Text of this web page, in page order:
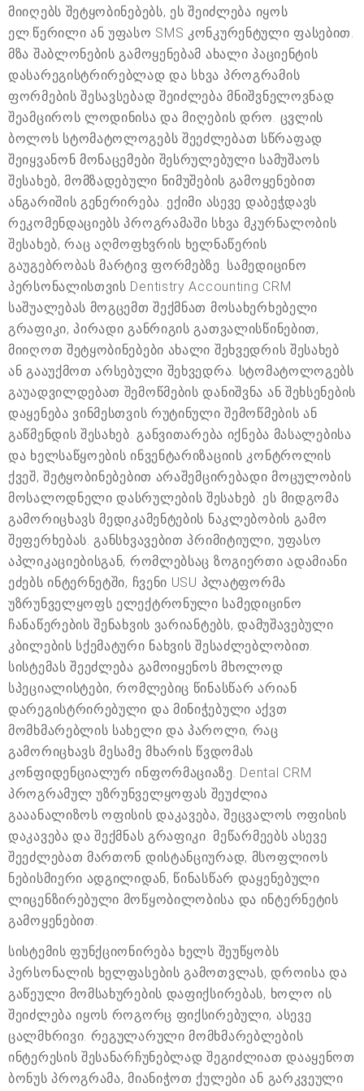
მიიღებს შეტყობინებებს, ეს შეიძლება იყოს
ელ.წერილი ან უფასო SMS კონკურენტული ფასებით.
მზა შაბლონების გამოყენებამ ახალი პაციენტის
დასარეგისტრირებლად და სხვა პროგრამის
ფორმების შესავსებად შეიძლება მნიშვნელოვნად
შეამციროს ლოდინისა და მიღების დრო. ცვლის
ბოლოს სტომატოლოგებს შეეძლებათ სწრაფად
შეიყვანონ მონაცემები შესრულებული სამუშაოს
შესახებ, მომზადებული ნიმუშების გამოყენებით
ანგარიშის გენერირება. ექიმი ასევე დაბეჭდავს
რეკომენდაციებს პროგრამაში სხვა მკურნალობის
შესახებ, რაც აღმოფხვრის ხელნაწერის
გაუგებრობას მარტივ ფორმებზე. სამედიცინო
პერსონალისთვის Dentistry Accounting CRM
საშუალებას მოგცემთ შექმნათ მოსახერხებელი
გრაფიკი, პირადი განრიგის გათვალისწინებით,
მიიღოთ შეტყობინებები ახალი შეხვედრის შესახებ
ან გააუქმოთ არსებული შეხვედრა. სტომატოლოგებს
გაუადვილდებათ შემოწმების დანიშვნა ან შეხსენების
დაყენება ვინმესთვის რუტინული შემოწმების ან
გაწმენდის შესახებ. განვითარება იქნება მასალებისა
და ხელსაწყოების ინვენტარიზაციის კონტროლის
ქვეშ, შეტყობინებებით არაშემცირებადი მოცულობის
მოსალოდნელი დასრულების შესახებ. ეს მიდგომა
გამორიცხავს მედიკამენტების ნაკლებობის გამო
შეფერხებას. განსხვავებით პრიმიტიული, უფასო
აპლიკაციებისგან, რომლებსაც ზოგიერთი ადამიანი
ეძებს ინტერნეტში, ჩვენი USU პლატფორმა
უზრუნველყოფს ელექტრონული სამედიცინო
ჩანაწერების შენახვის ვარიანტებს, დამუშავებული
კბილების სქემატური ნახვის შესაძლებლობით.
სისტემას შეეძლება გამოიყენოს მხოლოდ
სპეციალისტები, რომლებიც წინასწარ არიან
დარეგისტრირებული და მინიჭებული აქვთ
მომხმარებლის სახელი და პაროლი, რაც
გამორიცხავს მესამე მხარის წვდომას
კონფიდენციალურ ინფორმაციაზე. Dental CRM
პროგრამულ უზრუნველყოფას შეუძლია
გააანალიზოს ოფისის დაკავება, შეცვალოს ოფისის
დაკავება და შექმნას გრაფიკი. მეწარმეებს ასევე
შეეძლებათ მართონ დისტანციურად, მსოფლიოს
ნებისმიერი ადგილიდან, წინასწარ დაყენებული
ლიცენზირებული მოწყობილობისა და ინტერნეტის
გამოყენებით.
სისტემის ფუნქციონირება ხელს შეუწყობს
პერსონალის ხელფასების გამოთვლას, დროისა და
გაწეული მომსახურების დაფიქსირებას, ხოლო ის
შეიძლება იყოს როგორც ფიქსირებული, ასევე
ცალმხრივი. რეგულარული მომხმარებლების
ინტერესის შესანარჩუნებლად შეგიძლიათ დააყენოთ
ბონუს პროგრამა, მიანიჭოთ ქულები ან გარკვეული